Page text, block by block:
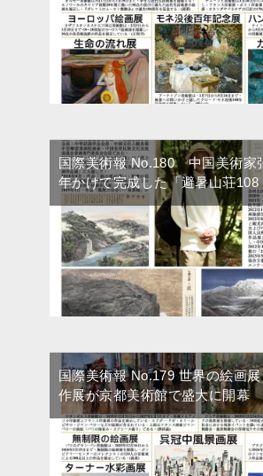
国際美術報 No.180 中国美術
年かけて完成した「避暑山荘108
国際美術報 No.179 世界の絵画
作展が京都美術館で盛大に開幕